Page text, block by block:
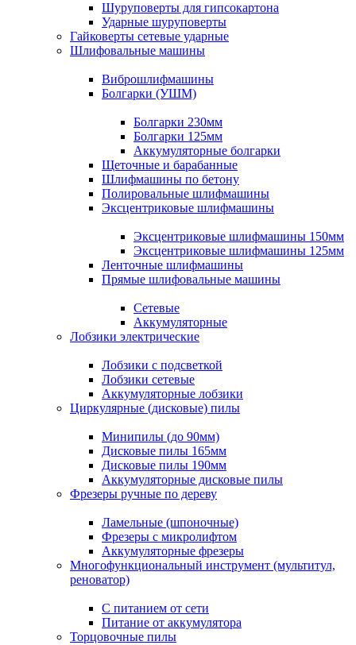
Шуруповерты для гипсокартона
Ударные шуруповерты
Гайковерты сетевые ударные
Шлифовальные машины
Виброшлифмашины
Болгарки (УШМ)
Болгарки 230мм
Болгарки 125мм
Аккумуляторные болгарки
Щеточные и барабанные
Шлифмашины по бетону
Полировальные шлифмашины
Эксцентриковые шлифмашины
Эксцентриковые шлифмашины 150мм
Эксцентриковые шлифмашины 125мм
Ленточные шлифмашины
Прямые шлифовальные машины
Сетевые
Аккумуляторные
Лобзики электрические
Лобзики с подсветкой
Лобзики сетевые
Аккумуляторные лобзики
Циркулярные (дисковые) пилы
Минипилы (до 90мм)
Дисковые пилы 165мм
Дисковые пилы 190мм
Аккумуляторные дисковые пилы
Фрезеры ручные по дереву
Ламельные (шпоночные)
Фрезеры с микролифтом
Аккумуляторные фрезеры
Многофункциональный инструмент (мультитул,
реноватор)
С питанием от сети
Питание от аккумулятора
Торцовочные пилы